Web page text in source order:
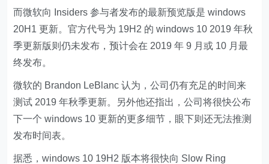
而微软向 Insiders 参与者发布的最新预览版是 windows
20H1 更新。官方代号为 19H2 的 windows 10 2019 年秋
季更新版则仍未发布，预计会在 2019 年 9 月或 10 月最
终发布。
微软的 Brandon LeBlanc 认为，公司仍有充足的时间来
测试 2019 年秋季更新。另外他还指出，公司将很快公布
下一个 windows 10 更新的更多细节，眼下则还无法推测
发布时间表。
据悉，windows 10 19H2 版本将很快向 Slow Ring